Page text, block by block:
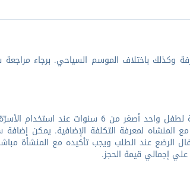
وكذلك باختلاف الموسم السياحي. برجاء مراجعة
جميع الأطفال مُرحب بهم فى المنشأة. الإقامة مجانية لطفل
المنشاه لمعرفة التكلفة الإضافية. يمكن
الرضع عند الطلب ويجب تأكيده مع المنشأة
إجمالي قيمة الحجز.